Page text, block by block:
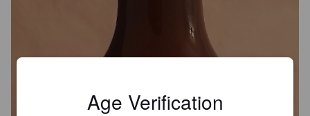
Age Verification